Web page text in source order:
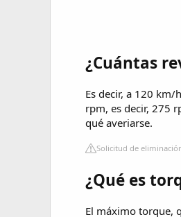
¿Cuántas
Es decir, a 120
rpm, es decir, 275
qué averiarse.
Solicitud de
¿Qué es
El máximo torque,